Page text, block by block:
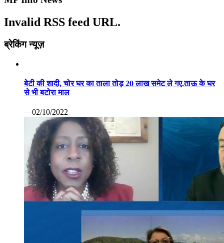
Invalid RSS feed URL.
ब्रेकिंग न्यूज़
बेटी की शादी, चोर घर का ताला तोड़ 20 लाख समेट ले गए.ताऊ के घर
से भी बटोरा माल
—02/10/2022